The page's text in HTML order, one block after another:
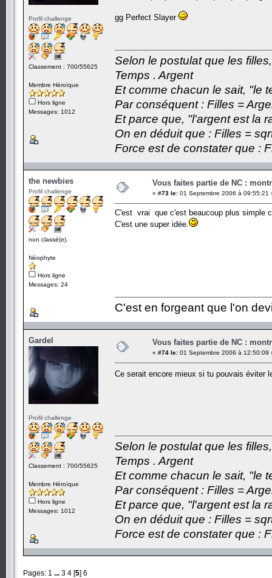
Profil challenge
Classement : 700/55625
Membre Héroïque
Hors ligne
Messages: 1012
gg Perfect Slayer
Selon le postulat que les
Temps . Argent
Et comme chacun le sait, "le
Par conséquent : Filles =
Et parce que, "l'argent est la
On en déduit que : Filles =
Force est de constater que :
the newbies
Profil challenge
non classé(e).
Néophyte
Hors ligne
Messages: 24
Vous faites partie de NC :
« #73 le: 01 Septembre 2006 à 09:55:21
C'est vrai que c'est beaucoup plus simple
C'est une super idée.
C'est en forgeant que l'on
Gardel
Profil challenge
Classement : 700/55625
Membre Héroïque
Hors ligne
Messages: 1012
Vous faites partie de NC :
« #74 le: 01 Septembre 2006 à 12:50:09
Ce serait encore mieux si tu pouvais éviter
Selon le postulat que les
Temps . Argent
Et comme chacun le sait, "le
Par conséquent : Filles =
Et parce que, "l'argent est la
On en déduit que : Filles =
Force est de constater que :
Pages: 1 ... 3 4 [5] 6